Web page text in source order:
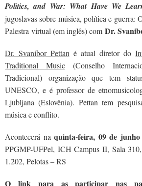
Politics, and War: What Have We
jugoslavas sobre música, política e guerra:
Palestra virtual (em inglês) com Dr.
Dr. Svanibor Pettan é atual diretor do
Traditional Music(Conselho
Tradicional) organização que tem
UNESCO, e é professor de
Ljubljana (Eslovênia). Pettan tem
música e conflito.
Acontecerá naquinta-feira, 09 de junho
PPGMP-UFPel, ICH Campus II, Sala
1.202, Pelotas – RS
O link para as participar nas